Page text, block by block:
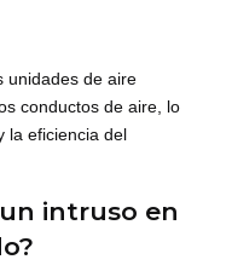
unidades de aire
conductos de aire, lo
la eficiencia del
intruso en